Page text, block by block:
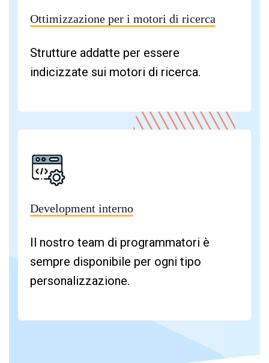
Ottimizzazione per i motori di ricerca
Strutture addatte per essere
indicizzate sui motori di ricerca.
Development interno
Il nostro team di programmatori è
sempre disponibile per ogni tipo
personalizzazione.